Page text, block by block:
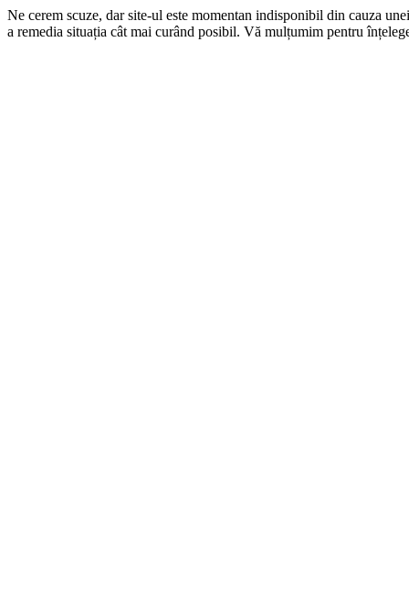
Ne cerem scuze, dar site-ul este momentan indisponibil din cauza
a remedia situația cât mai curând posibil. Vă mulțumim pentru